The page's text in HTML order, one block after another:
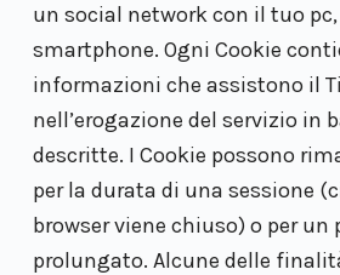
un social network con il tuo
smartphone. Ogni Cookie
informazioni che assistono il
nell’erogazione del servizio in
descritte. I Cookie possono
per la durata di una sessione
browser viene chiuso) o per un
prolungato. Alcune delle